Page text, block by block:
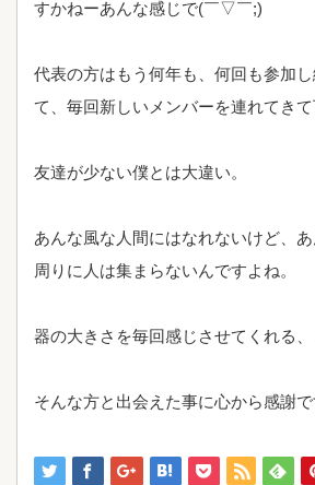
すかねーあんな感じで(￣▽￣;)
代表の方はもう何年も、何回も参加
て、毎回新しいメンバーを連れてきて
友達が少ない僕とは大違い。
あんな風な人間にはなれないけど、
周りに人は集まらないんですよね。
器の大きさを毎回感じさせてくれる、
そんな方と出会えた事に心から感謝